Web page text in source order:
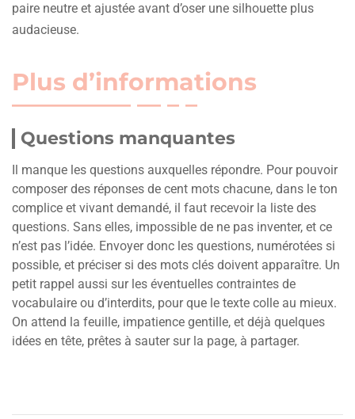
paire neutre et ajustée avant d’oser une silhouette plus
audacieuse.
Plus d’informations
Questions manquantes
Il manque les questions auxquelles répondre. Pour pouvoir
composer des réponses de cent mots chacune, dans le ton
complice et vivant demandé, il faut recevoir la liste des
questions. Sans elles, impossible de ne pas inventer, et ce
n’est pas l’idée. Envoyer donc les questions, numérotées si
possible, et préciser si des mots clés doivent apparaître. Un
petit rappel aussi sur les éventuelles contraintes de
vocabulaire ou d’interdits, pour que le texte colle au mieux.
On attend la feuille, impatience gentille, et déjà quelques
idées en tête, prêtes à sauter sur la page, à partager.